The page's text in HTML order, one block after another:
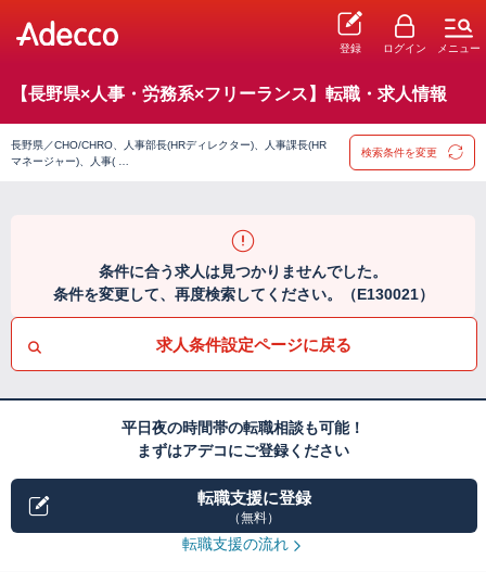
登録 ログイン メニュー
【長野県×人事・労務系×フリーランス】転職・求人情報
長野県／CHO/CHRO、人事部長(HRディレクター)、人事課長(HR
マネージャー)、人事( …
検索条件を変更
条件に合う求人は見つかりませんでした。
条件を変更して、再度検索してください。（E130021）
求人条件設定ページに戻る
平日夜の時間帯の転職相談も可能！
まずはアデコにご登録ください
転職支援に登録
（無料）
転職支援の流れ